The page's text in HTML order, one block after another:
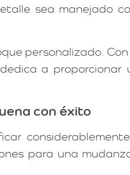
sea manejado
personalizado.
a proporcionar
con éxito
para una